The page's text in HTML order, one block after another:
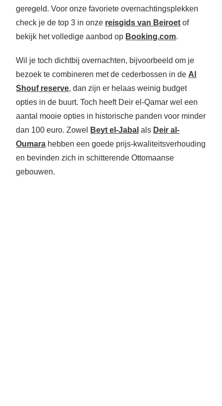
geregeld. Voor onze favoriete overnachtingsplekken
check je de top 3 in onze reisgids van Beiroet of
bekijk het volledige aanbod op Booking.com.
Wil je toch dichtbij overnachten, bijvoorbeeld om je
bezoek te combineren met de cederbossen in de Al
Shouf reserve, dan zijn er helaas weinig budget
opties in de buurt. Toch heeft Deir el-Qamar wel een
aantal mooie opties in historische panden voor minder
dan 100 euro. Zowel
Beyt el-Jabal als Deir al-
Oumara hebben een goede prijs-kwaliteitsverhouding
en bevinden zich in schitterende Ottomaanse
gebouwen.